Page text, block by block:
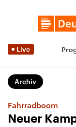
Live
Archiv
Fahrradboom
Neuer